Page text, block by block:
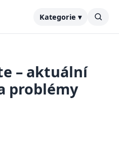
Kategorie ▾
– aktuální
problémy